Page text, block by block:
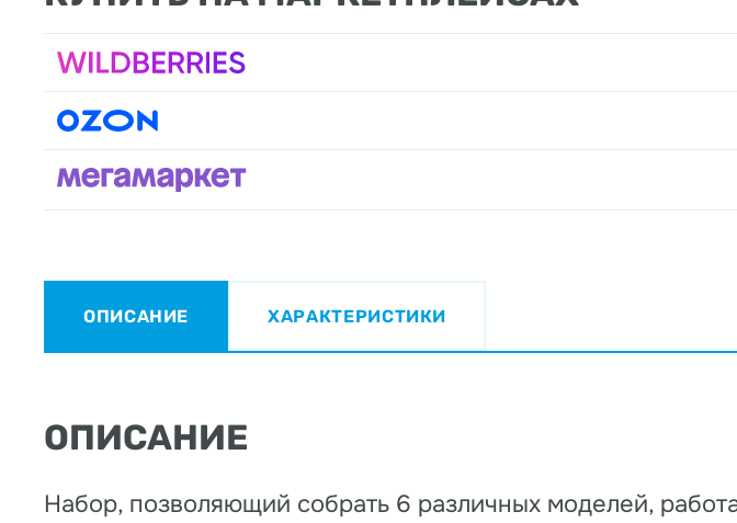
ОПИСАНИЕ ХАРАКТЕРИСТИКИ
ОПИСАНИЕ
Набор, позволяющий собрать 6 различных моделей,